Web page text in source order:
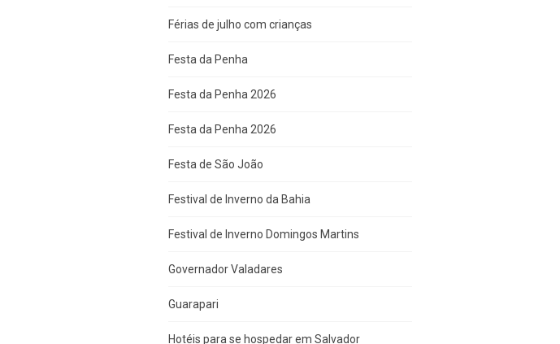
Férias de julho com crianças
Festa da Penha
Festa da Penha 2026
Festa da Penha 2026
Festa de São João
Festival de Inverno da Bahia
Festival de Inverno Domingos Martins
Governador Valadares
Guarapari
Hotéis para se hospedar em Salvador